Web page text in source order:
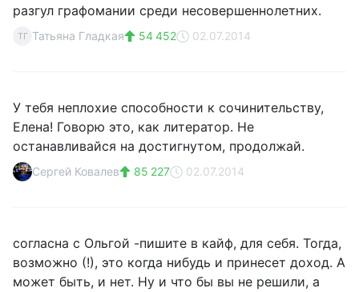
разгул графомании среди несовершеннолетних.
ТГ Татьяна Гладкая 54 452 02.07.2014
У тебя неплохие способности к сочинительству,
Елена! Говорю это, как литератор. Не
останавливайся на достигнутом, продолжай.
Сергей Ковалев 85 227 02.07.2014
согласна с Ольгой -пишите в кайф, для себя. Тогда,
возможно (!), это когда нибудь и принесет доход. А
может быть, и нет. Ну и что бы вы не решили, а